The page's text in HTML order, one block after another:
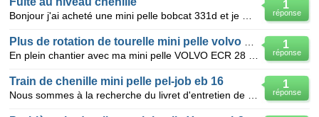
1
réponse
1
réponse
1
réponse
Train de chenille mini pelle pel-job eb 16